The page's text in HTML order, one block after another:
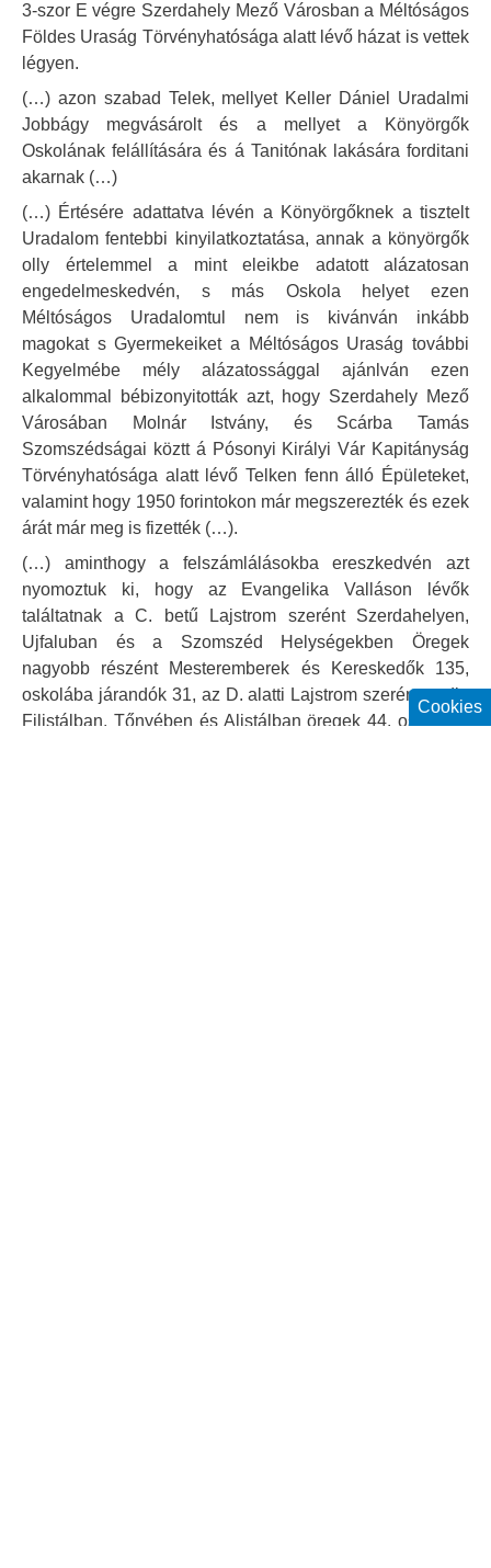
3-szor E végre Szerdahely Mező Városban a Méltóságos
Földes Uraság Törvényhatósága alatt lévő házat is vettek
légyen.
(…) azon szabad Telek, mellyet Keller Dániel Uradalmi
Jobbágy megvásárolt és a mellyet a Könyörgők
Oskolának felállítására és á Tanitónak lakására forditani
akarnak (…)
(…) Értésére adattatva lévén a Könyörgőknek a tisztelt
Uradalom fentebbi kinyilatkoztatása, annak a könyörgők
olly értelemmel a mint eleikbe adatott alázatosan
engedelmeskedvén, s más Oskola helyet ezen
Méltóságos Uradalomtul nem is kivánván inkább
magokat s Gyermekeiket a Méltóságos Uraság további
Kegyelmébe mély alázatossággal ajánlván ezen
alkalommal bébizonyitották azt, hogy Szerdahely Mező
Városában Molnár Istvány, és Scárba Tamás
Szomszédságai köztt á Pósonyi Királyi Vár Kapitányság
Törvényhatósága alatt lévő Telken fenn álló Épületeket,
valamint hogy 1950 forintokon már megszerezték és ezek
árát már meg is fizették (…).
(…) aminthogy a felszámlálásokba ereszkedvén azt
nyomoztuk ki, hogy az Evangelika Valláson lévők
találtatnak a C. betű Lajstrom szerént Szerdahelyen,
Ujfaluban és a Szomszéd Helységekben Öregek
nagyobb részént Mesteremberek és Kereskedők 135,
oskolába járandók 31, az D. alatti Lajstrom szerént pedig
Filistálban, Tőnyében és Alistálban öregek 44. oskolába
Cookies